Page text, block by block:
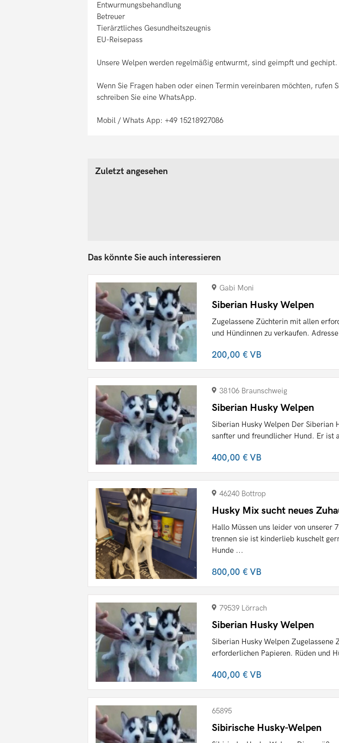
Entwurmungsbehandlung
Betreuer
Tierärztliches Gesundheitszeugnis
EU-Reisepass
Unsere Welpen werden regelmäßig entwurmt, sind geimpft und gechipt.
Wenn Sie Fragen haben oder einen Termin vereinbaren möchten, rufen
schreiben Sie eine WhatsApp.
Mobil / Whats App: +49 15218927086
Zuletzt angesehen
Das könnte Sie auch interessieren
Gabi Moni
Siberian Husky Welpen
Zugelassene Züchterin mit allen
und Hündinnen zu verkaufen.
200,00 €VB
38106 Braunschweig
Siberian Husky Welpen
Siberian Husky Welpen Der Siberian
sanfter und freundlicher Hund. Er ist
400,00 €VB
46240 Bottrop
Husky Mix sucht neues
Hallo Müssen uns leider von unserer
trennen sie ist kinderlieb kuschelt
Hunde ...
800,00 €VB
79539 Lörrach
Siberian Husky Welpen
Siberian Husky Welpen Zugelassene
erforderlichen Papieren. Rüden und
400,00 €VB
65895
Sibirische Husky-Welpen